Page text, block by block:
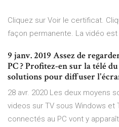
Cliquez sur Voir le certificat.
façon permanente. La vidéo
9 janv. 2019 Assez de
PC ? Profitez-en sur la télé
solutions pour diffuser
28 avr. 2020 Les deux moyens
videos sur TV sous Windows et
connectés au PC vont y